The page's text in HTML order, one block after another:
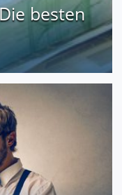
besten